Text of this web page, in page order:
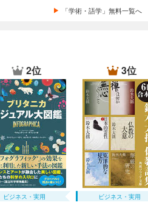
「学術・語学」無料一覧へ
2位
ビジネス・実用
3位
ビジネス・実用